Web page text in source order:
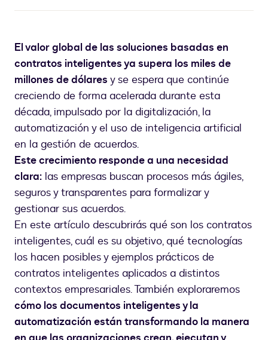
El valor global de las soluciones basadas en
contratos inteligentes ya supera los miles de
millones de dólares y se espera que continúe
creciendo de forma acelerada durante esta
década, impulsado por la digitalización, la
automatización y el uso de inteligencia artificial
en la gestión de acuerdos.
Este crecimiento responde a una necesidad
clara: las empresas buscan procesos más ágiles,
seguros y transparentes para formalizar y
gestionar sus acuerdos.
En este artículo descubrirás qué son los contratos
inteligentes, cuál es su objetivo, qué tecnologías
los hacen posibles y ejemplos prácticos de
contratos inteligentes aplicados a distintos
contextos empresariales. También exploraremos
cómo los documentos inteligentes y la
automatización están transformando la manera